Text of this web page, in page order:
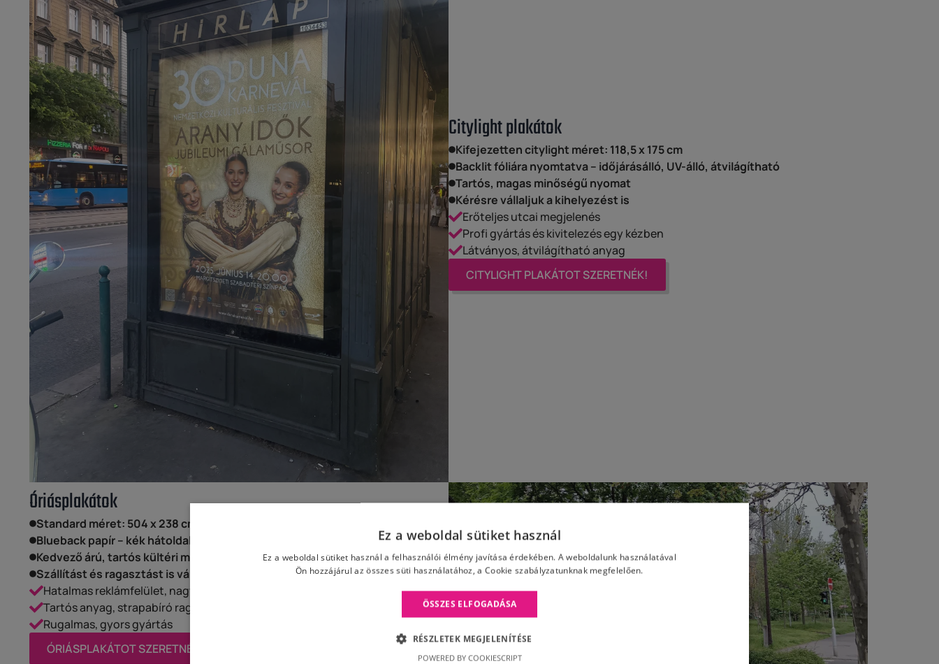
Citylight plakátok
Kifejezetten citylight méret: 118,5 x 175 cm
Backlit fóliára nyomtatva – időjárásálló, UV-álló, átvilágítható
Tartós, magas minőségű nyomat
Kérésre vállaljuk a kihelyezést is
Erőteljes utcai megjelenés
Profi gyártás és kivitelezés egy kézben
Látványos, átvilágítható anyag
CITYLIGHT PLAKÁTOT SZERETNÉK!
Óriásplakátok
Standard méret: 504 x 238 cm – több részből illesztve
Blueback papír – kék hátoldal, jól ragasztható, időjárásálló
Kedvező árú, tartós kültéri megoldás
Szállítást és ragasztást is vállalunk
Hatalmas reklámfelület, nagy elérés
Tartós anyag, strapabíró ragasztási technika
Rugalmas, gyors gyártás
ÓRIÁSPLAKÁTOT SZERETNÉK!
Ez a weboldal sütiket használ
Ez a weboldal sütiket használ a felhasználói élmény javítása érdekében. A weboldalunk használatával
Ön hozzájárul az összes süti használatához, a Cookie szabályzatunknak megfelelően.
ÖSSZES ELFOGADÁSA
RÉSZLETEK MEGJELENÍTÉSE
POWERED BY COOKIESCRIPT